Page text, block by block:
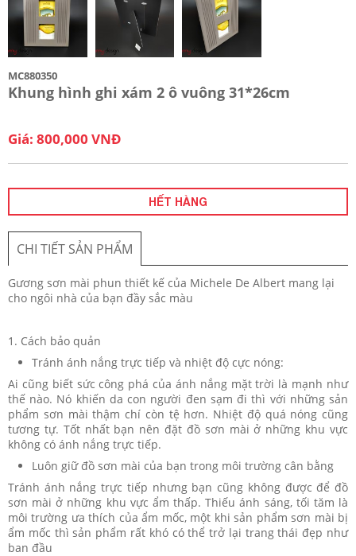
MC880350
Khung hình ghi xám 2 ô vuông 31*26cm
Giá: 800,000 VNĐ
HẾT HÀNG
CHI TIẾT SẢN PHẨM
Gương sơn mài phun thiết kế của Michele De Albert mang lại
cho ngôi nhà của bạn đầy sắc màu
1. Cách bảo quản
Tránh ánh nắng trực tiếp và nhiệt độ cực nóng:
Ai cũng biết sức công phá của ánh nắng mặt trời là mạnh như
thế nào. Nó khiến da con người đen sạm đi thì với những sản
phẩm sơn mài thậm chí còn tệ hơn. Nhiệt độ quá nóng cũng
tương tự. Tốt nhất bạn nên đặt đồ sơn mài ở những khu vực
không có ánh nắng trực tiếp.
Luôn giữ đồ sơn mài của bạn trong môi trường cân bằng
Tránh ánh nắng trực tiếp nhưng bạn cũng không được để đồ
sơn mài ở những khu vực ẩm thấp. Thiếu ánh sáng, tối tăm là
môi trường ưa thích của ẩm mốc, một khi sản phẩm sơn mài bị
ẩm mốc thì sản phẩm rất khó có thể trở lại trang thái đẹp như
ban đầu​